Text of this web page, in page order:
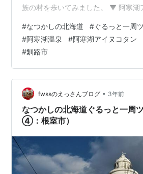
族の村を歩いてみました。 ▼ 阿寒湖
#なつかしの北海道 #ぐるっと一周
#阿寒湖温泉 #阿寒湖アイヌコタン
#釧路市
fwssのえっさんブログ • 3年前
なつかしの北海道ぐるっと一周
④：根室市）